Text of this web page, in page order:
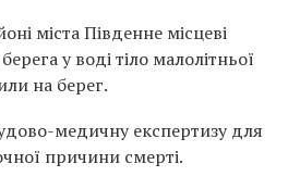
міста Південне місцеві
у воді тіло малолітньої
на берег.
медичну експертизу для
причини смерті.